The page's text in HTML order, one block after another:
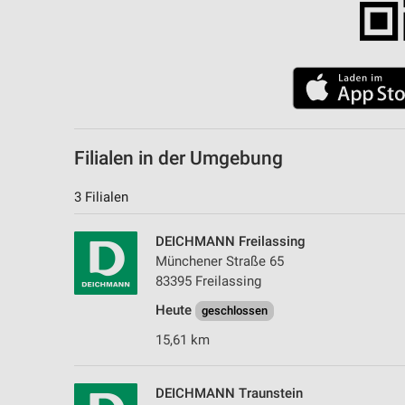
Filialen in der Umgebung
3 Filialen
DEICHMANN Freilassing
Münchener Straße 65
83395 Freilassing
Heute
geschlossen
15,61 km
DEICHMANN Traunstein